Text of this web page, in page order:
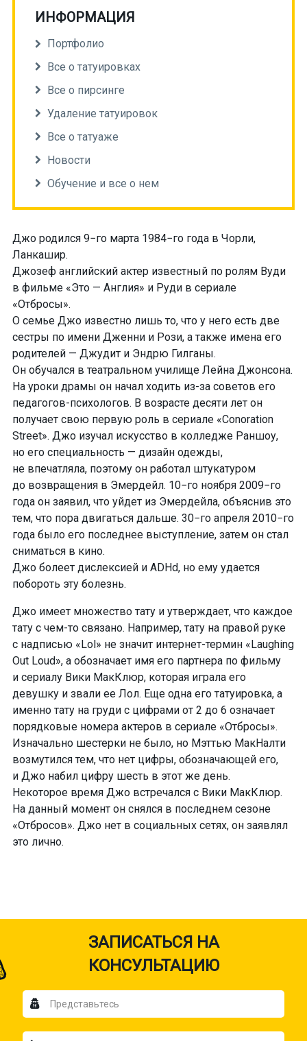
ИНФОРМАЦИЯ
Портфолио
Все о татуировках
Все о пирсинге
Удаление татуировок
Все о татуаже
Новости
Обучение и все о нем
Джо родился 9−го марта 1984−го года в Чорли,
Ланкашир.
Джозеф английский актер известный по ролям Вуди
в фильме «Это — Англия» и Руди в сериале
«Отбросы».
О семье Джо известно лишь то, что у него есть две
сестры по имени Дженни и Рози, а также имена его
родителей — Джудит и Эндрю Гилганы.
Он обучался в театральном училище Лейна Джонсона.
На уроки драмы он начал ходить из-за советов его
педагогов-психологов. В возрасте десяти лет он
получает свою первую роль в сериале «Conoration
Street». Джо изучал искусство в колледже Раншоу,
но его специальность — дизайн одежды,
не впечатляла, поэтому он работал штукатуром
до возвращения в Эмердейл. 10−го ноября 2009−го
года он заявил, что уйдет из Эмердейла, объяснив это
тем, что пора двигаться дальше. 30−го апреля 2010−го
года было его последнее выступление, затем он стал
сниматься в кино.
Джо болеет дислексией и ADHd, но ему удается
побороть эту болезнь.
Джо имеет множество тату и утверждает, что каждое
тату с чем-то связано. Например, тату на правой руке
с надписью «Lol» не значит интернет-термин «Laughing
Out Loud», а обозначает имя его партнера по фильму
и сериалу Вики МакКлюр, которая играла его
девушку и звали ее Лол. Еще одна его татуировка, а
именно тату на груди с цифрами от 2 до 6 означает
порядковые номера актеров в сериале «Отбросы».
Изначально шестерки не было, но Мэттью МакНалти
возмутился тем, что нет цифры, обозначающей его,
и Джо набил цифру шесть в этот же день.
Некоторое время Джо встречался с Вики МакКлюр.
На данный момент он снялся в последнем сезоне
«Отбросов». Джо нет в социальных сетях, он заявлял
это лично.
ЗАПИСАТЬСЯ НА
КОНСУЛЬТАЦИЮ